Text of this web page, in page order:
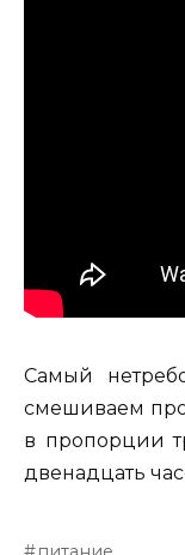
Самый
смешиваем
в пропорции
двенадцать